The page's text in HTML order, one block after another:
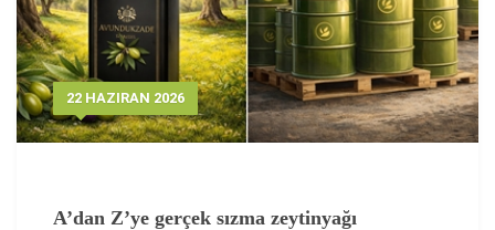
22 HAZIRAN 2026
A’dan Z’ye gerçek sızma zeytinyağı